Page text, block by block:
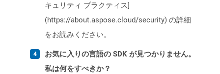
キュリティ プラクティス]
(https://about.aspose.cloud/security) の詳細
をお読みください。
お気に入りの言語の SDK が見つかりません。
私は何をすべきか？